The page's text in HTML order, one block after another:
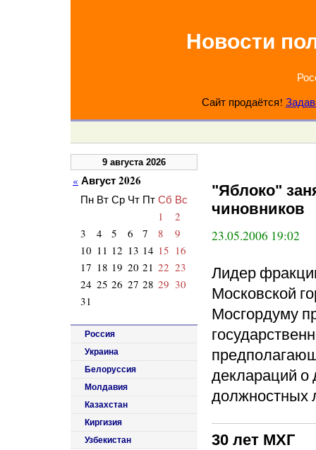
Новости
Сайт продаётся!
"Яблоко"
чиновников
23.05.2006 19:02
Лидер
Московской
Мосгордуму
деклараций
должностных
30 лет МХГ
9 августа 2026
« Август 2026
Пн Вт Ср Чт Пт Сб Вс
1
2
3
4 5 6 7 8
9
10 11 12 13 14 15 16
17 18 19 20 21 22 23
24 25 26 27 28 29 30
31
Россия
Украина
Белоруссия
Молдавия
Казахстан
Киргизия
Узбекистан